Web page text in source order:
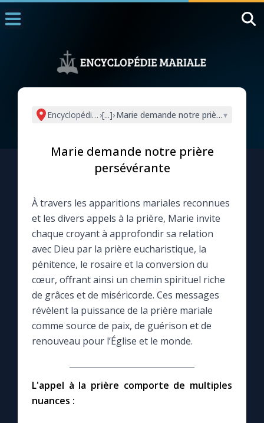
L'actualité de la semaine
La newsletter
La vidéo de la semaine
Le compte Tiktok
Le magazine
Questions-réponses
Encyclopédie mariale
›[...]›Marie demande notre prière▾
Marie demande notre prière
persévérante
À travers les apparitions mariales reconnues
et les divers appels à la prière, Marie invite
chaque croyant à approfondir sa relation
avec Dieu par la prière eucharistique, la
pénitence, le rosaire et la conversion du
cœur, offrant ainsi un chemin spirituel riche
de grâces et de miséricorde. Ces messages
révèlent la puissance de la prière mariale
comme source de paix, de guérison et de
renouveau pour l’Église et le monde.
L'appel à la prière comporte de multiples
nuances :